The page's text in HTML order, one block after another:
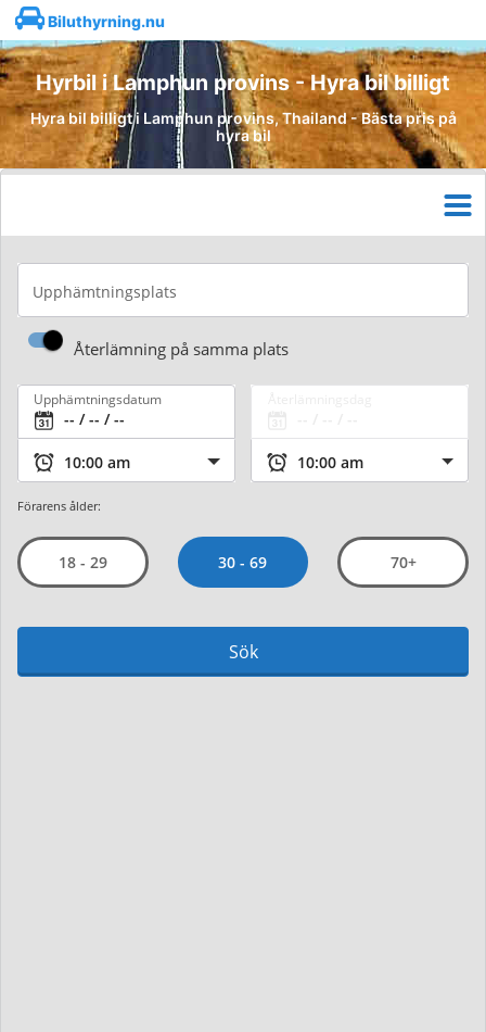
Biluthyrning.nu
Hyrbil i Lamphun provins - Hyra bil billigt
Hyra bil billigt i Lamphun provins, Thailand - Bästa pris på
hyra bil
Upphämtningsplats
Återlämning på samma plats
Upphämtningsdatum
Förarens ålder:
18 - 29 30 - 69 70+
Sök